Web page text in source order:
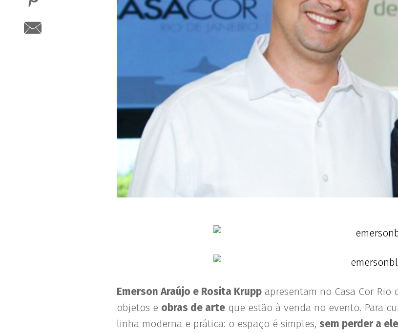
Emerson Araújo e Rosita Krupp apresentam no Casa Cor Rio
objetos e obras de arte que estão à venda no evento. Para
linha moderna e prática: o espaço é simples, sem perder a